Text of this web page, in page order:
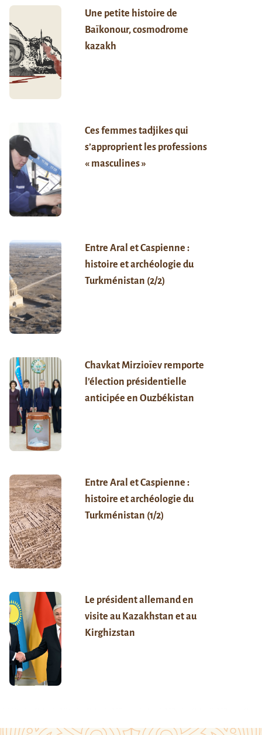
Une petite histoire de
Baïkonour, cosmodrome
kazakh
Ces femmes tadjikes qui
s’approprient les professions
« masculines »
Entre Aral et Caspienne :
histoire et archéologie du
Turkménistan (2/2)
Chavkat Mirzioïev remporte
l’élection présidentielle
anticipée en Ouzbékistan
Entre Aral et Caspienne :
histoire et archéologie du
Turkménistan (1/2)
Le président allemand en
visite au Kazakhstan et au
Kirghizstan